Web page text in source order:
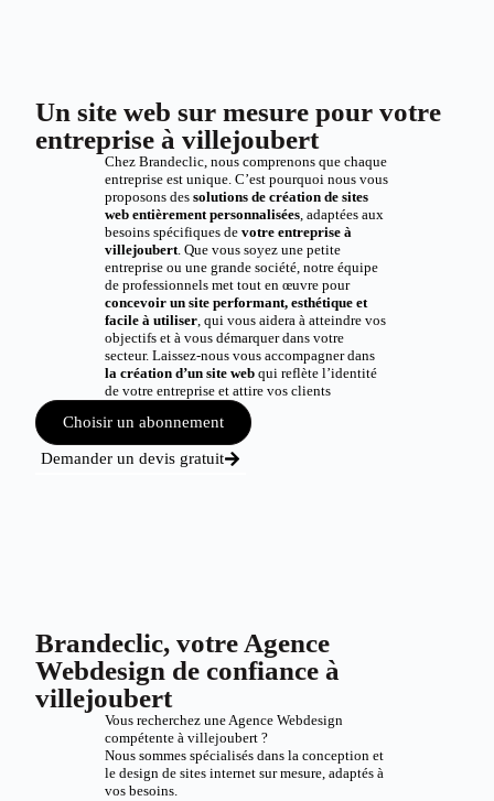
Un site web sur mesure pour votre
entreprise à villejoubert
Chez Brandeclic, nous comprenons que chaque
entreprise est unique. C’est pourquoi nous vous
proposons des solutions de création de sites
web entièrement personnalisées, adaptées aux
besoins spécifiques de votre entreprise à
villejoubert. Que vous soyez une petite
entreprise ou une grande société, notre équipe
de professionnels met tout en œuvre pour
concevoir un site performant, esthétique et
facile à utiliser, qui vous aidera à atteindre vos
objectifs et à vous démarquer dans votre
secteur. Laissez-nous vous accompagner dans
la création d’un site webqui reflète l’identité
de votre entreprise et attire vos clients
Choisir un abonnement
Demander un devis gratuit
Brandeclic, votre Agence
Webdesign de confiance à
villejoubert
Vous recherchez une Agence Webdesign
compétente à villejoubert ?
Nous sommes spécialisés dans la conception et
le design de sites internet sur mesure, adaptés à
vos besoins.